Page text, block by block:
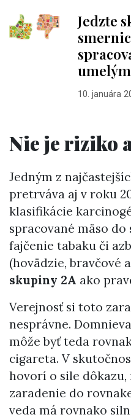
Jedzte
10. januára
Nie je riziko
Jedným z
pretrváva aj v roku
klasifikácie
spracované mäso do
fajčenie tabaku či
(hovädzie, bravčové
skupiny 2A ako
Verejnosť si toto
nesprávne.
môže byť teda
cigareta. V
hovorí o sile
zaradenie do
veda má rovnako